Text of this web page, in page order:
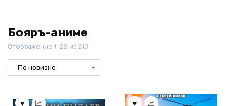
Бояръ-аниме
Отображение 1–28 из 210